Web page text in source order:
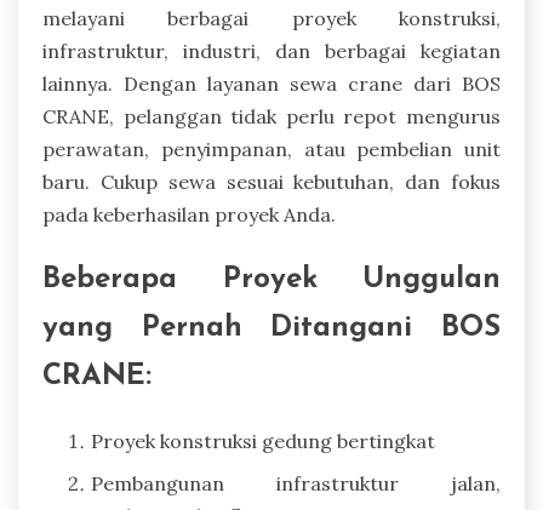
melayani berbagai proyek konstruksi,
infrastruktur, industri, dan berbagai kegiatan
lainnya. Dengan layanan sewa crane dari BOS
CRANE, pelanggan tidak perlu repot mengurus
perawatan, penyimpanan, atau pembelian unit
baru. Cukup sewa sesuai kebutuhan, dan fokus
pada keberhasilan proyek Anda.
Beberapa Proyek Unggulan
yang Pernah Ditangani BOS
CRANE:
Proyek konstruksi gedung bertingkat
Pembangunan infrastruktur jalan,